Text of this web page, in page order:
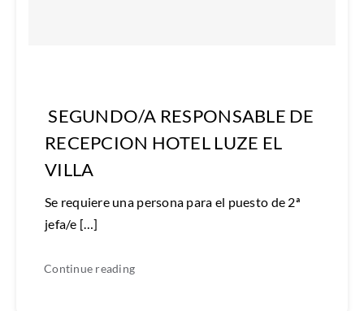
SEGUNDO/A RESPONSABLE DE
RECEPCION HOTEL LUZE EL
VILLA
Se requiere una persona para el puesto de 2ª
jefa/e […]
Continue reading